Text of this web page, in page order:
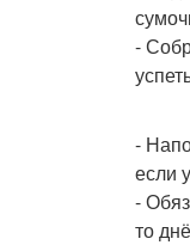
-
-
если
-
то